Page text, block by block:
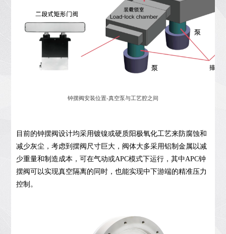
钟摆阀安装位置-真空泵与工艺腔之间
目前的钟摆阀设计均采用镀镍或硬质阳极氧化工艺来防腐蚀和
减少灰尘，考虑到摆阀尺寸巨大，阀体大多采用铝制金属以减
少重量和制造成本，可在气动或APC模式下运行，其中APC钟
摆阀可以实现真空隔离的同时，也能实现中下游端的精准压力
控制。